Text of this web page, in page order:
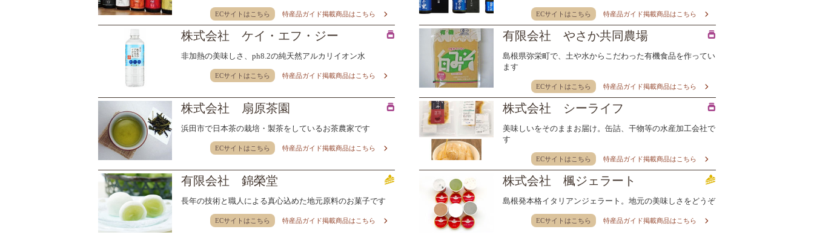
ECサイトはこちら 特産品ガイド掲載商品はこちら ECサイトはこちら 特産品ガイド掲載商品はこちら
株式会社 ケイ・エフ・ジー
非加熱の美味しさ、ph8.2の純天然アルカリイオン水
ECサイトはこちら 特産品ガイド掲載商品はこちら
有限会社 やさか共同農場
島根県弥栄町で、土や水からこだわった有機食品を作ってい
ます
ECサイトはこちら 特産品ガイド掲載商品はこちら
株式会社 扇原茶園
浜田市で日本茶の栽培・製茶をしているお茶農家です
ECサイトはこちら 特産品ガイド掲載商品はこちら
株式会社 シーライフ
美味しいをそのままお届け。缶詰、干物等の水産加工会社で
す
ECサイトはこちら 特産品ガイド掲載商品はこちら
有限会社 錦榮堂
長年の技術と職人による真心込めた地元原料のお菓子です
ECサイトはこちら 特産品ガイド掲載商品はこちら
株式会社 楓ジェラート
島根発本格イタリアンジェラート。地元の美味しさをどうぞ
ECサイトはこちら 特産品ガイド掲載商品はこちら